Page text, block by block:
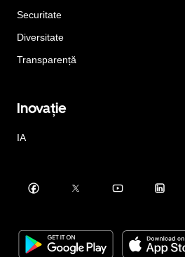
Securitate
Diversitate
Transparență
Inovație
IA